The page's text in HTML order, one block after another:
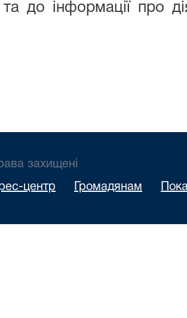
до інформації про
захищені
центр Громадянам